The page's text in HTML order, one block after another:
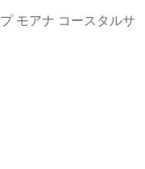
モアナ コースタルサ